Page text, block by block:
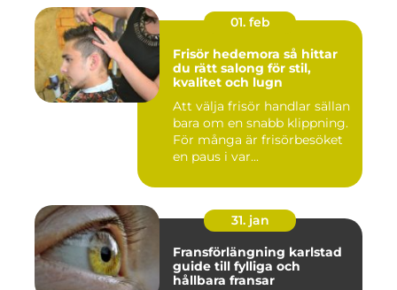
01. feb
Frisör hedemora så hittar
du rätt salong för stil,
kvalitet och lugn
Att välja frisör handlar sällan
bara om en snabb klippning.
För många är frisörbesöket
en paus i var...
31. jan
Fransförlängning karlstad
guide till fylliga och
hållbara fransar